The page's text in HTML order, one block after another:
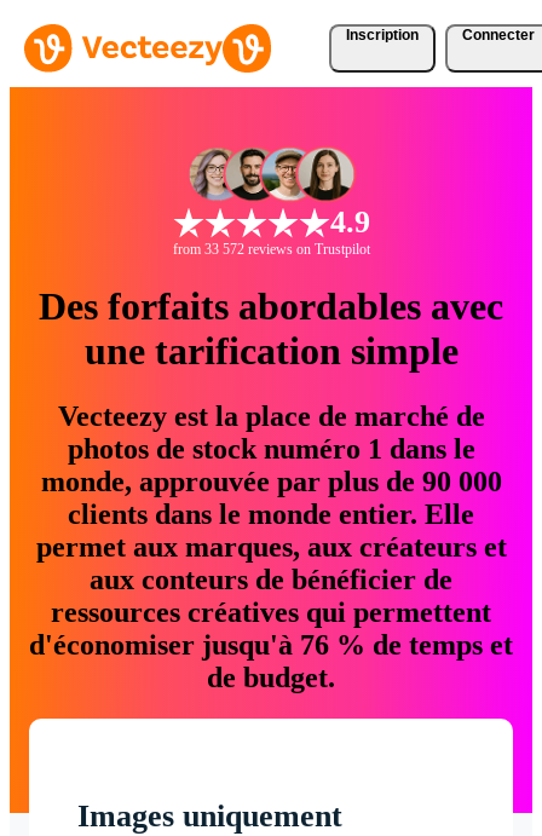
Inscription Connecter
4.9
from 33 572 reviews on Trustpilot
Des forfaits abordables avec
une tarification simple
Vecteezy est la place de marché de
photos de stock numéro 1 dans le
monde, approuvée par plus de 90 000
clients dans le monde entier. Elle
permet aux marques, aux créateurs et
aux conteurs de bénéficier de
ressources créatives qui permettent
d'économiser jusqu'à 76 % de temps et
de budget.
Images uniquement